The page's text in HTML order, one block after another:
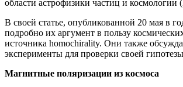
области астрофизики частиц и космологии
В своей статье, опубликованной 20 мая в
подробно их аргумент в пользу
источника homochirality. Они также
эксперименты для проверки своей
Магнитные поляризации из космоса